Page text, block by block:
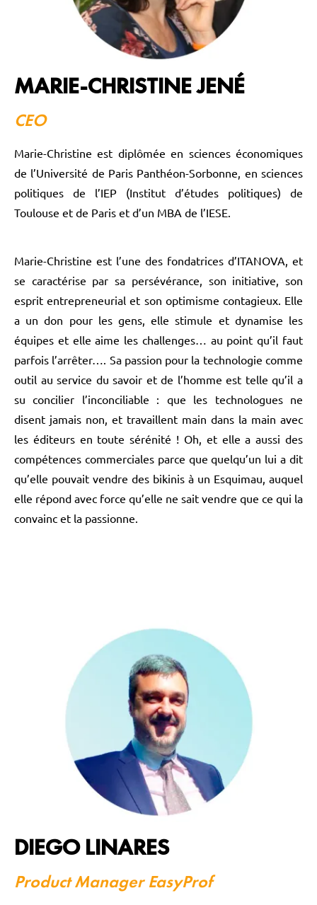
MARIE-CHRISTINE JENÉ
CEO
Marie-Christine est diplômée en sciences économiques
de l’Université de Paris Panthéon-Sorbonne, en sciences
politiques de l’IEP (Institut d’études politiques) de
Toulouse et de Paris et d’un MBA de l’IESE.
Marie-Christine est l’une des fondatrices d’ITANOVA, et
se caractérise par sa persévérance, son initiative, son
esprit entrepreneurial et son optimisme contagieux. Elle
a un don pour les gens, elle stimule et dynamise les
équipes et elle aime les challenges… au point qu’il faut
parfois l’arrêter…. Sa passion pour la technologie comme
outil au service du savoir et de l’homme est telle qu’il a
su concilier l’inconciliable : que les technologues ne
disent jamais non, et travaillent main dans la main avec
les éditeurs en toute sérénité ! Oh, et elle a aussi des
compétences commerciales parce que quelqu’un lui a dit
qu’elle pouvait vendre des bikinis à un Esquimau, auquel
elle répond avec force qu’elle ne sait vendre que ce qui la
convainc et la passionne.
DIEGO LINARES
Product Manager EasyProf